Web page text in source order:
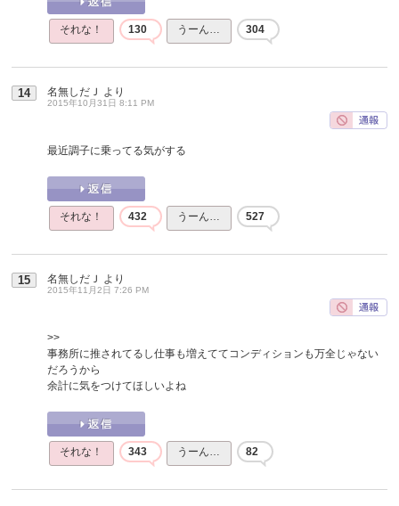
それな！ 130 うーん… 304
14 名無しだＪ より
2015年10月31日 8:11 PM
最近調子に乗ってる気がする
それな！ 432 うーん… 527
15 名無しだＪ より
2015年11月2日 7:26 PM
>>
事務所に推されてるし仕事も増えててコンディションも万全じゃない
だろうから
余計に気をつけてほしいよね
それな！ 343 うーん… 82